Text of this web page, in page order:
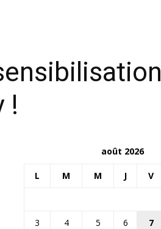
!
août 2026
L M M J V
3
4 5 6 7